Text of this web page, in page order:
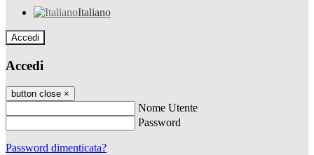
Italiano
Accedi
Accedi
button close ×
Nome Utente
Password
Password dimenticata?